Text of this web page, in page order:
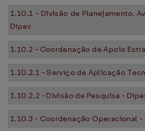
1.10.1 - Divisão de Planejamento,
Dipav
1.10.2 - Coordenação de Apoio
1.10.2.1 - Serviço de Aplicação
1.10.2.2 - Divisão de Pesquisa -
1.10.3 - Coordenação Operacional -